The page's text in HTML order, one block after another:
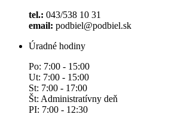
tel.: 043/538 10 31
email: podbiel@podbiel.sk
Úradné hodiny
Po: 7:00 - 15:00
Ut: 7:00 - 15:00
St: 7:00 - 17:00
Št: Administratívny deň
PI: 7:00 - 12:30